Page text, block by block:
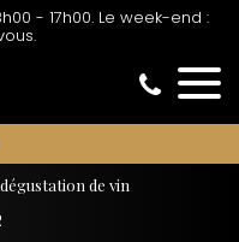
dégustation de vin